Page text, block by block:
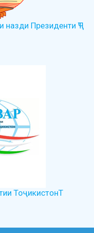
назди Президенти ҶТ
ТоҷикистонТ